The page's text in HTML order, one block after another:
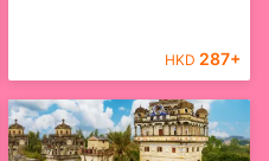
HKD 287+